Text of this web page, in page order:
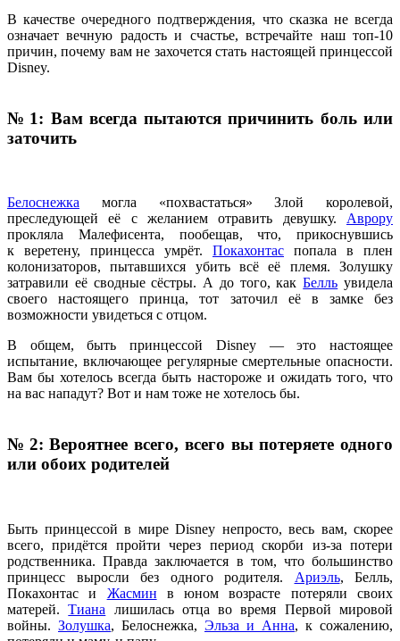
В качестве очередного подтверждения, что сказка не всегда
означает вечную радость и счастье, встречайте наш топ-10
причин, почему вам не захочется стать настоящей принцессой
Disney.
№ 1: Вам всегда пытаются причинить боль или
заточить
Белоснежка могла «похвастаться» Злой королевой,
преследующей её с желанием отравить девушку. Аврору
прокляла Малефисента, пообещав, что, прикоснувшись
к веретену, принцесса умрёт. Покахонтас попала в плен
колонизаторов, пытавшихся убить всё её племя. Золушку
затравили её сводные сёстры. А до того, какБелль увидела
своего настоящего принца, тот заточил её в замке без
возможности увидеться с отцом.
В общем, быть принцессой Disney — это настоящее
испытание, включающее регулярные смертельные опасности.
Вам бы хотелось всегда быть настороже и ожидать того, что
на вас нападут? Вот и нам тоже не хотелось бы.
№ 2: Вероятнее всего, всего вы потеряете одного
или обоих родителей
Быть принцессой в мире Disney непросто, весь вам, скорее
всего, придётся пройти через период скорби из-за потери
родственника. Правда заключается в том, что большинство
принцесс выросли без одного родителя. Ариэль, Белль,
Покахонтас и Жасмин в юном возрасте потеряли своих
матерей.Тиана лишилась отца во время Первой мировой
войны. Золушка, Белоснежка, Эльза и Анна, к сожалению,